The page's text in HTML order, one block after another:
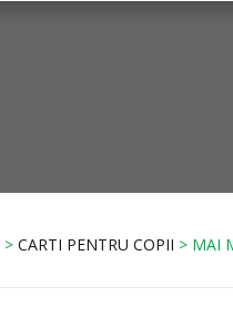
>CARTI PENTRU COPII > MAI